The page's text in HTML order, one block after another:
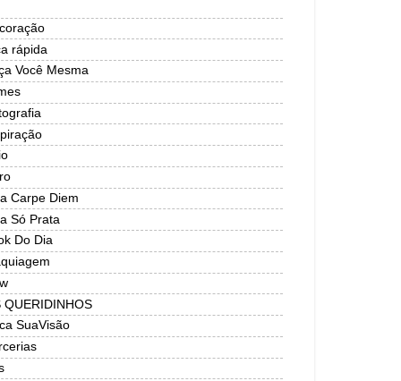
rápida
Você Mesma
Carpe Diem
Só Prata
Do Dia
QUERIDINHOS
SuaVisão